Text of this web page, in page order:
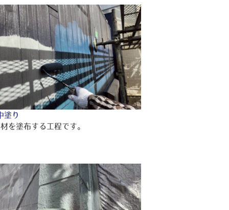
塗り
を塗布する工程です。